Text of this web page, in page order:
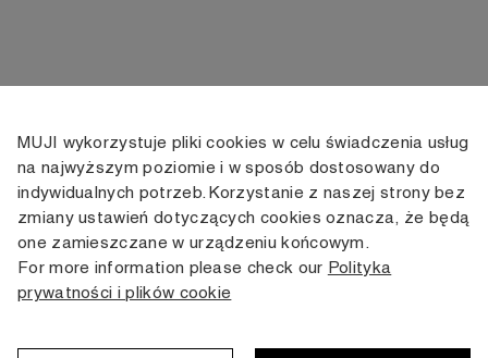
KONTAKT
+48 505 166 958
zamowienia@muji.com.pl
Infolinia czynna
od poniedziałku do piątku
KONTO
Moje konto
Historia
INFORMACJE
Dostawa
Regulamin
Karta stałego
MUJI wykorzystuje pliki cookies w celu świadczenia usług
na najwyższym poziomie i w sposób dostosowany do
indywidualnych potrzeb. Korzystanie z naszej strony bez
zmiany ustawień dotyczących cookies oznacza, że będą
one zamieszczane w urządzeniu końcowym.
For more information please check our Polityka
prywatności i plików cookie